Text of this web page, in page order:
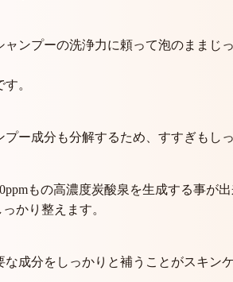
ンプーの洗浄力に頼って泡のままじ
。
ー成分も分解するため、すすぎもしっ
もの高濃度炭酸泉を生成する事が出
かり整えます。
成分をしっかりと補うことがスキン